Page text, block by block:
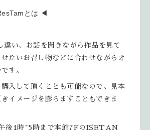
とは ◀︎
違い、お話を聞きながら作品を見て
たいお召し物などに合わせながらオ
す。
入して頂くことも可能なので、見本
イメージを膨らますこともできま
後1時~5時まで本館7FのISETAN